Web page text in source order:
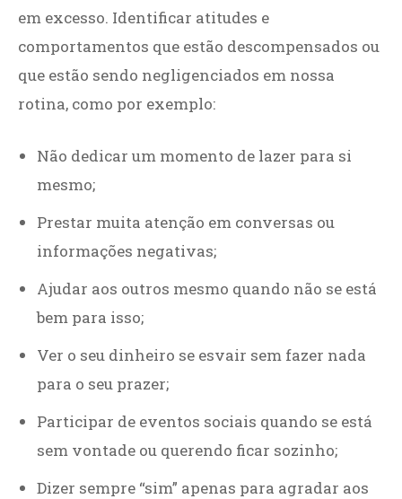
em excesso. Identificar atitudes e
comportamentos que estão descompensados ou
que estão sendo negligenciados em nossa
rotina, como por exemplo:
Não dedicar um momento de lazer para si
mesmo;
Prestar muita atenção em conversas ou
informações negativas;
Ajudar aos outros mesmo quando não se está
bem para isso;
Ver o seu dinheiro se esvair sem fazer nada
para o seu prazer;
Participar de eventos sociais quando se está
sem vontade ou querendo ficar sozinho;
Dizer sempre “sim” apenas para agradar aos